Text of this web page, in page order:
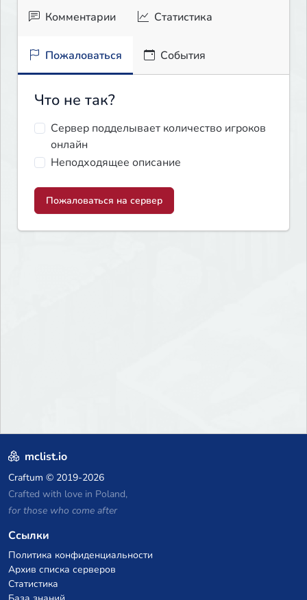
Комментарии Статистика
Пожаловаться События
Что не так?
Сервер подделывает количество игроков
онлайн
Неподходящее описание
Пожаловаться на сервер
mclist.io
Craftum © 2019-2026
Crafted with love in Poland,
for those who come after
Ссылки
Политика конфиденциальности
Архив списка серверов
Статистика